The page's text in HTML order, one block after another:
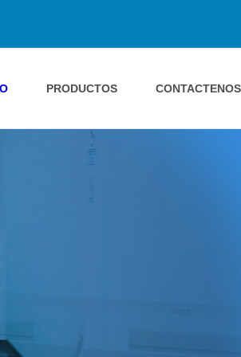
PRODUCTOS CONTACTENOS